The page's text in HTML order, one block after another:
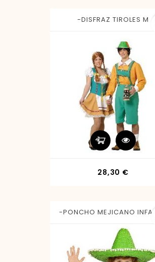
-DISFRAZ TIROLES M
28,30 €
-PONCHO MEJICANO